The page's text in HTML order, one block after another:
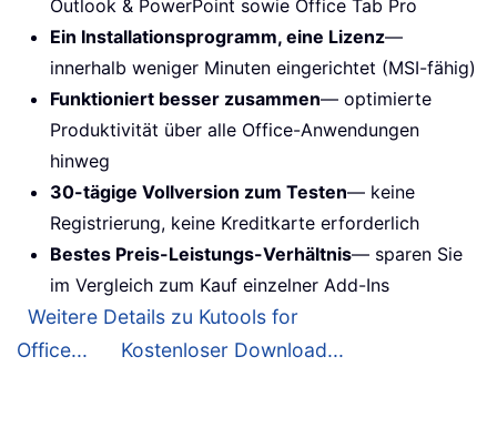
Outlook & PowerPoint sowie Office Tab Pro
Ein Installationsprogramm, eine Lizenz—
innerhalb weniger Minuten eingerichtet (MSI-fähig)
Funktioniert besser zusammen— optimierte
Produktivität über alle Office-Anwendungen
hinweg
30-tägige Vollversion zum Testen— keine
Registrierung, keine Kreditkarte erforderlich
Bestes Preis-Leistungs-Verhältnis— sparen Sie
im Vergleich zum Kauf einzelner Add-Ins
Weitere Details zu Kutools for
Office...
Kostenloser Download...